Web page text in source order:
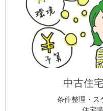
中古住
条件整理・ス